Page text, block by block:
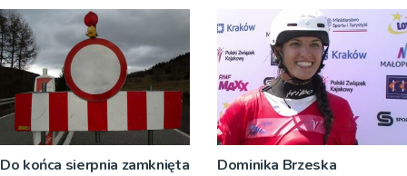
Do końca sierpnia zamknięta
Dominika Brzeska